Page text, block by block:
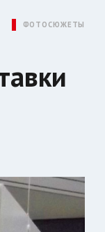
ФОТОСЮЖЕТЫ